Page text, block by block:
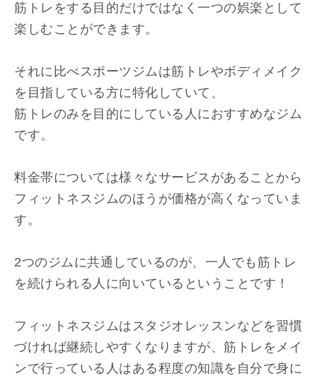
筋トレをする目的だけではなく一つの娯楽として
楽しむことができます。
それに比べスポーツジムは筋トレやボディメイク
を目指している方に特化していて、
筋トレのみを目的にしている人におすすめなジム
です。
料金帯については様々なサービスがあることから
フィットネスジムのほうが価格が高くなっていま
す。
2つのジムに共通しているのが、一人でも筋トレ
を続けられる人に向いているということです！
フィットネスジムはスタジオレッスンなどを習慣
づければ継続しやすくなりますが、筋トレをメイ
ンで行っている人はある程度の知識を自分で身に